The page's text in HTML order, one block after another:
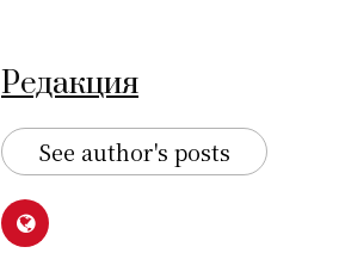
Редакция
See author's posts